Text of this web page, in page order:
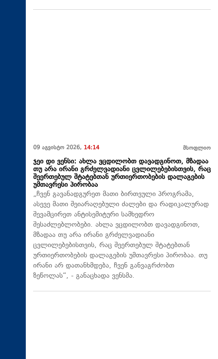
09 აგვისტო 2026, 14:14 მსოფლიო
ჯეი დი ვენსი: ახლა ვცდილობთ დავადგინოთ, მზადაა
თუ არა ირანი გრძელვადიანი ცვლილებებისთვის, რაც
შეერთებულ შტატებთან ურთიერთობების დალაგების
უმთავრესი პირობაა
„ჩვენ გავანადგურეთ მათი ბირთვული პროგრამა,
ასევე მათი შეიარაღებული ძალები და რადიკალურად
შევამცირეთ ანტისემიტური სამხედრო
შესაძლებლობები. ახლა ვცდილობთ დავადგინოთ,
მზადაა თუ არა ირანი გრძელვადიანი
ცვლილებებისთვის, რაც შეერთებულ შტატებთან
ურთიერთობების დალაგების უმთავრესი პირობაა. თუ
ირანი არ დათანხმდება, ჩვენ განვაგრძობთ
ზეწოლას“, - განაცხადა ვენსმა.